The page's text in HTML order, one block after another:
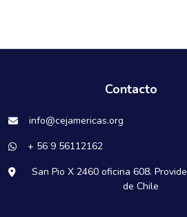
Contacto
info@cejamericas.org
+ 56 9 56112162
San Pio X 2460 oficina 608.
de Chile